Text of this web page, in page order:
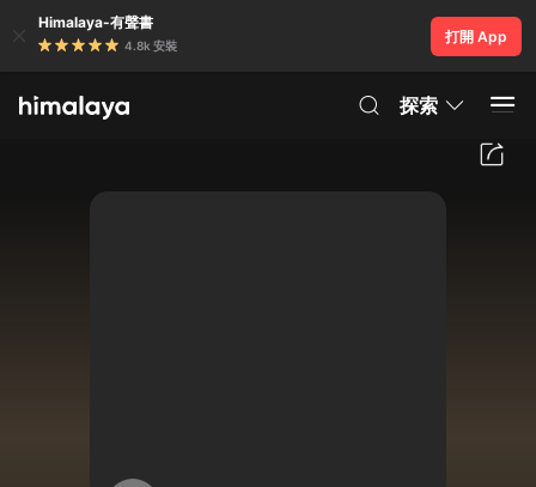
Himalaya-有聲書
4.8k 安裝
打開 App
探索